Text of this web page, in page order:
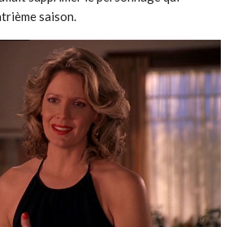
saison.